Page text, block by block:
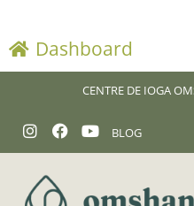
Dashboard
CENTRE DE IOGA
BLOG